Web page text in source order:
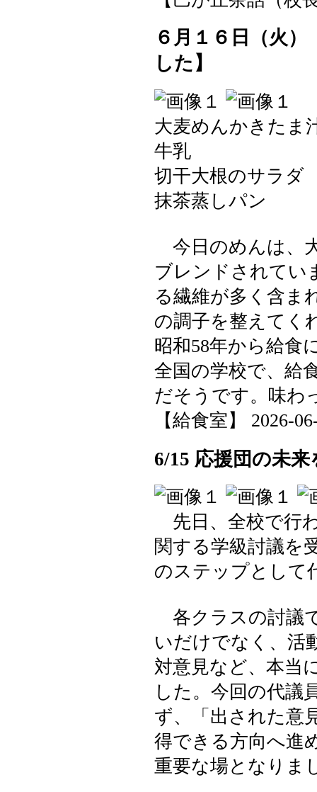
６月１６日（火
した】
大麦めんかきたま
牛乳
切干大根のサラダ
抹茶蒸しパン
今日のめんは、
ブレンドされてい
る繊維が多く含ま
の調子を整えてく
昭和58年から給食
全国の学校で、給
だそうです。味わ
【給食室】 2026-
6/15 応援団の未
先日、全校で行
関する学級討議を
のステップとして
各クラスの討議
いだけでなく、活
対意見など、本当
した。今回の代議
ず、「出された意
得できる方向へ進
重要な場となりま